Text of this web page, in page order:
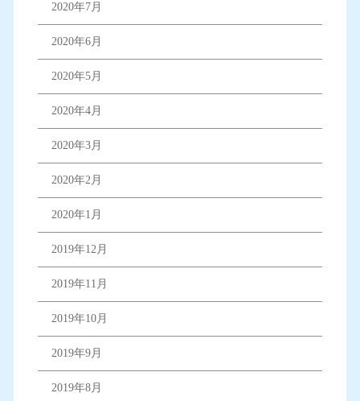
2020年7月
2020年6月
2020年5月
2020年4月
2020年3月
2020年2月
2020年1月
2019年12月
2019年11月
2019年10月
2019年9月
2019年8月